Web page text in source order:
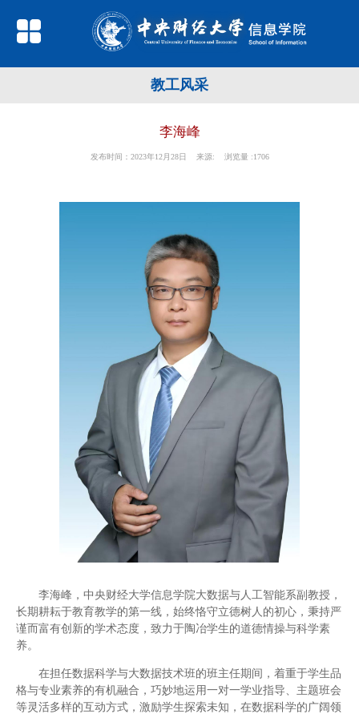
教工风采
李海峰
发布时间：2023年12月28日 来源: 浏览量 :1706
李海峰，中央财经大学信息学院大数据与人工智能系副教授，
长期耕耘于教育教学的第一线，始终恪守立德树人的初心，秉持严
谨而富有创新的学术态度，致力于陶冶学生的道德情操与科学素
养。
在担任数据科学与大数据技术班的班主任期间，着重于学生品
格与专业素养的有机融合，巧妙地运用一对一学业指导、主题班会
等灵活多样的互动方式，激励学生探索未知，在数据科学的广阔领